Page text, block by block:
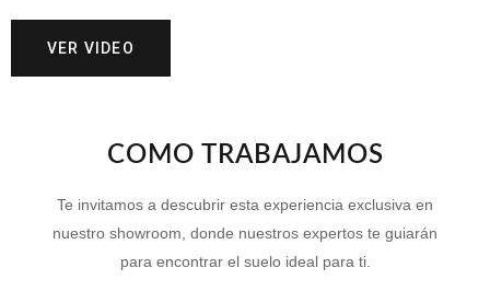
VER VIDEO
COMO TRABAJAMOS
Te invitamos a descubrir esta experiencia exclusiva en
nuestro showroom, donde nuestros expertos te guiarán
para encontrar el suelo ideal para ti.